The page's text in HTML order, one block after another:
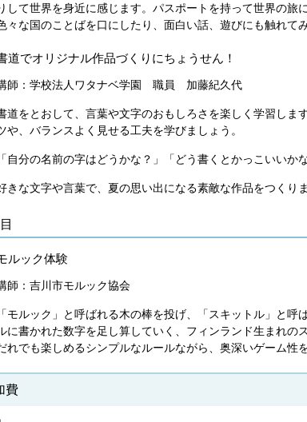
して世界を身近に感じます。パスポートを持って世界の旅
々な国のことばを口にしたり、面白い話、遊びにも触れて
道でオリジナル作品づくりにちょうせん！
師：学校法人ワタナベ学園 職員 加藤紀久代
道をとおして、言葉や文字のおもしろさを楽しく学習しま
や、バランスよく見せる工夫を学びましょう。
自分の名前の字はどうかな？」「どう書くとかっこいいかな
きな文字や言葉で、夏の思い出になる素敵な作品をつくり
ルック体験
師：吉川市モルック協会
モルック」と呼ばれる木の棒を投げ、「スキットル」と呼
に書かれた数字を足し算していく、フィンランド生まれの
れでも楽しめるシンプルなルールながら、奥深いゲーム性
費